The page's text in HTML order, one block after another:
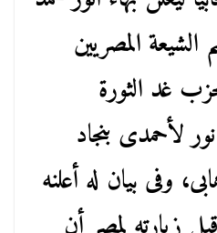
المصريين
غد الثورة
لأحمدى بنجاد
وفى بيان له أعلنه